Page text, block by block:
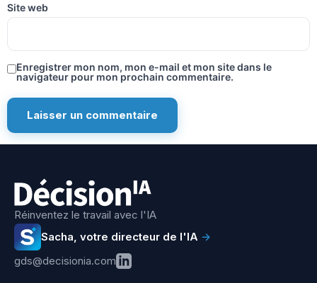
Site web
Enregistrer mon nom, mon e-mail et mon site dans le
navigateur pour mon prochain commentaire.
Réinventez le travail avec l'IA
Sacha, votre directeur de l'IA →
gds@decisionia.com